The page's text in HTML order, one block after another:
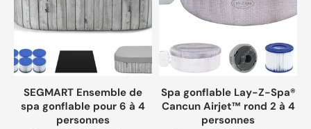
SEGMART Ensemble de
spa gonflable pour 6 à 4
personnes
Spa gonflable Lay-Z-Spa®
Cancun Airjet™ rond 2 à 4
personnes